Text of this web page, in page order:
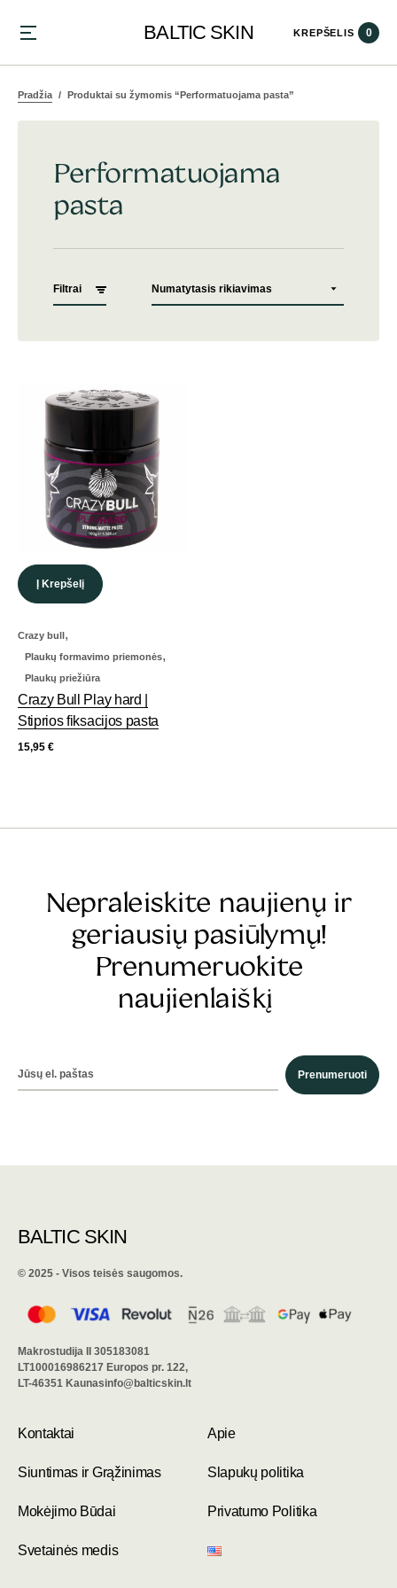
BALTIC SKIN KREPŠELIS 0
Pradžia Produktai su žymomis “Performatuojama pasta”
Performatuojama
pasta
Filtrai
Į Krepšelį
Crazy bull,
Plaukų formavimo priemonės,
Plaukų priežiūra
Crazy Bull Play hard |
Stiprios fiksacijos pasta
15,95 €
Nepraleiskite naujienų ir
geriausių pasiūlymų!
Prenumeruokite
naujienlaiškį
Prenumeruoti
BALTIC SKIN
©️ 2025 - Visos teisės saugomos.
Kontaktai Apie
Siuntimas ir Grąžinimas Slapukų politika
Mokėjimo Būdai Privatumo Politika
Svetainės medis
Makrostudija II 305183081
LT100016986217 Europos pr. 122,
LT-46351 Kaunasinfo@balticskin.lt